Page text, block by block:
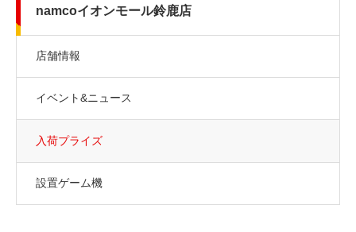
namcoイオンモール鈴鹿店
店舗情報
イベント&ニュース
入荷プライズ
設置ゲーム機